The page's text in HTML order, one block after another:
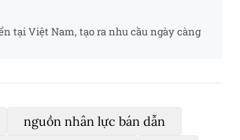
tại Việt Nam, tạo ra nhu cầu ngày càng
nguồn nhân lực bán dẫn